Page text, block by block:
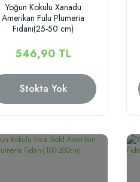
Yoğun Kokulu Xanadu
Amerikan Fulu Plumeria
Fidanı(25-50 cm)
546,90 TL
Stokta Yok